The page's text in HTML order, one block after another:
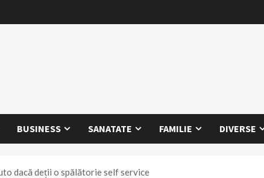
BUSINESS SANATATE FAMILIE DIVERSE
dacă deții o spălătorie self service